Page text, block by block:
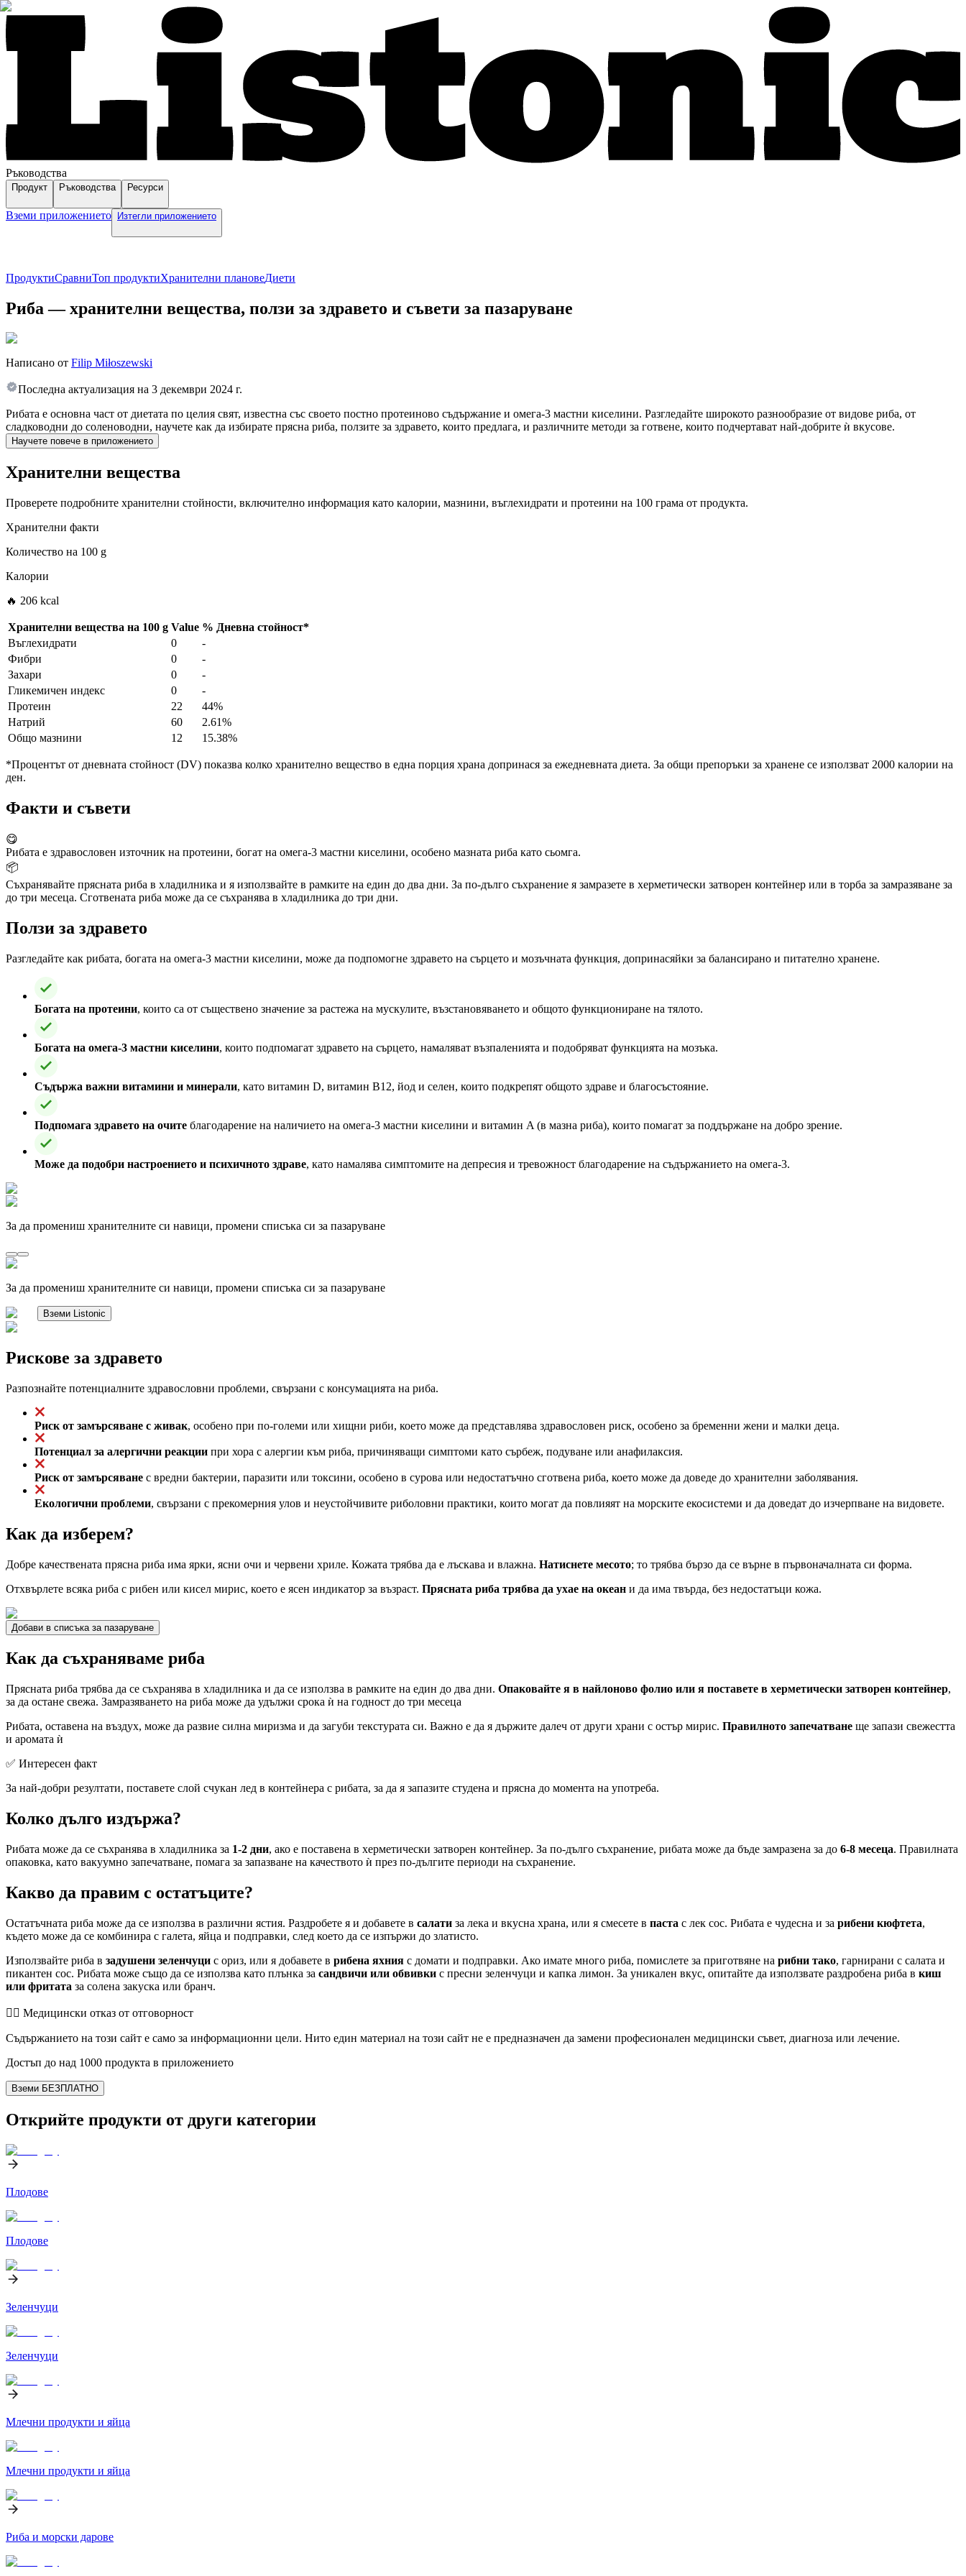
Ръководства
Продукт Ръководства Ресурси
Вземи приложението Изтегли приложението
ПродуктиСравниТоп продуктиХранителни плановеДиети
Риба — хранителни вещества, ползи за здравето и съвети за пазаруване
Написано от Filip Miłoszewski
Последна актуализация на 3 декември 2024 г.
Рибата е основна част от диетата по целия свят, известна със своето постно протеиново съдържание и омега-3 мастни киселини. Разгледайте широкото разнообразие от видове риба, от
сладководни до соленоводни, научете как да избирате прясна риба, ползите за здравето, които предлага, и различните методи за готвене, които подчертават най-добрите ѝ вкусове.
Научете повече в приложението
Хранителни вещества
Проверете подробните хранителни стойности, включително информация като калории, мазнини, въглехидрати и протеини на 100 грама от продукта.
Хранителни факти
Количество на 100 g
Калории
🔥 206 kcal
Хранителни вещества на 100 g Value % Дневна стойност*
Въглехидрати
0
-
Фибри
0
-
Захари
0
-
Гликемичен индекс
0
-
Протеин
22
44%
Натрий
60
2.61%
Общо мазнини
12 15.38%
*Процентът от дневната стойност (DV) показва колко хранително вещество в една порция храна допринася за ежедневната диета. За общи препоръки за хранене се използват 2000 калории на
ден.
Факти и съвети
😋
Рибата е здравословен източник на протеини, богат на омега-3 мастни киселини, особено мазната риба като сьомга.
📦
Съхранявайте прясната риба в хладилника и я използвайте в рамките на един до два дни. За по-дълго съхранение я замразете в херметически затворен контейнер или в торба за замразяване за
до три месеца. Сготвената риба може да се съхранява в хладилника до три дни.
Ползи за здравето
Разгледайте как рибата, богата на омега-3 мастни киселини, може да подпомогне здравето на сърцето и мозъчната функция, допринасяйки за балансирано и питателно хранене.
Богата на протеини, които са от съществено значение за растежа на мускулите, възстановяването и общото функциониране на тялото.
Богата на омега-3 мастни киселини, които подпомагат здравето на сърцето, намаляват възпаленията и подобряват функцията на мозъка.
Съдържа важни витамини и минерали, като витамин D, витамин B12, йод и селен, които подкрепят общото здраве и благосъстояние.
Подпомага здравето на очите благодарение на наличието на омега-3 мастни киселини и витамин A (в мазна риба), които помагат за поддържане на добро зрение.
Може да подобри настроението и психичното здраве, като намалява симптомите на депресия и тревожност благодарение на съдържанието на омега-3.
За да промениш хранителните си навици, промени списъка си за пазаруване
За да промениш хранителните си навици, промени списъка си за пазаруване
Вземи Listonic
Рискове за здравето
Разпознайте потенциалните здравословни проблеми, свързани с консумацията на риба.
Риск от замърсяване с живак, особено при по-големи или хищни риби, което може да представлява здравословен риск, особено за бременни жени и малки деца.
Потенциал за алергични реакции при хора с алергии към риба, причиняващи симптоми като сърбеж, подуване или анафилаксия.
Риск от замърсяване с вредни бактерии, паразити или токсини, особено в сурова или недостатъчно сготвена риба, което може да доведе до хранителни заболявания.
Екологични проблеми, свързани с прекомерния улов и неустойчивите риболовни практики, които могат да повлияят на морските екосистеми и да доведат до изчерпване на видовете.
Как да изберем?
Добре качествената прясна риба има ярки, ясни очи и червени хриле. Кожата трябва да е лъскава и влажна. Натиснете месото; то трябва бързо да се върне в първоначалната си форма.
Отхвърлете всяка риба с рибен или кисел мирис, което е ясен индикатор за възраст. Прясната риба трябва да ухае на океан и да има твърда, без недостатъци кожа.
Добави в списъка за пазаруване
Как да съхраняваме риба
Прясната риба трябва да се съхранява в хладилника и да се използва в рамките на един до два дни. Опаковайте я в найлоново фолио или я поставете в херметически затворен контейнер,
за да остане свежа. Замразяването на риба може да удължи срока ѝ на годност до три месеца
Рибата, оставена на въздух, може да развие силна миризма и да загуби текстурата си. Важно е да я държите далеч от други храни с остър мирис. Правилното запечатване ще запази свежестта
и аромата ѝ
✅ Интересен факт
За най-добри резултати, поставете слой счукан лед в контейнера с рибата, за да я запазите студена и прясна до момента на употреба.
Колко дълго издържа?
Рибата може да се съхранява в хладилника за 1-2 дни, ако е поставена в херметически затворен контейнер. За по-дълго съхранение, рибата може да бъде замразена за до 6-8 месеца. Правилната
опаковка, като вакуумно запечатване, помага за запазване на качеството ѝ през по-дългите периоди на съхранение.
Какво да правим с остатъците?
Остатъчната риба може да се използва в различни ястия. Раздробете я и добавете в салати за лека и вкусна храна, или я смесете в паста с лек сос. Рибата е чудесна и за рибени кюфтета,
където може да се комбинира с галета, яйца и подправки, след което да се изпържи до златисто.
Използвайте риба в задушени зеленчуци с ориз, или я добавете в рибена яхния с домати и подправки. Ако имате много риба, помислете за приготвяне на рибни тако, гарнирани с салата и
пикантен сос. Рибата може също да се използва като плънка за сандвичи или обвивки с пресни зеленчуци и капка лимон. За уникален вкус, опитайте да използвате раздробена риба в киш
или фритата за солена закуска или бранч.
👨‍⚕️️ Медицински отказ от отговорност
Съдържанието на този сайт е само за информационни цели. Нито един материал на този сайт не е предназначен да замени професионален медицински съвет, диагноза или лечение.
Достъп до над 1000 продукта в приложението
Вземи БЕЗПЛАТНО
Открийте продукти от други категории
Плодове
Плодове
Зеленчуци
Зеленчуци
Млечни продукти и яйца
Млечни продукти и яйца
Риба и морски дарове